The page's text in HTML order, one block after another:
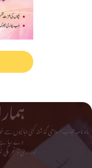
ماہ نامہ حجاب اسلامی گذشتہ کئی
دے رہا
اور دینی و